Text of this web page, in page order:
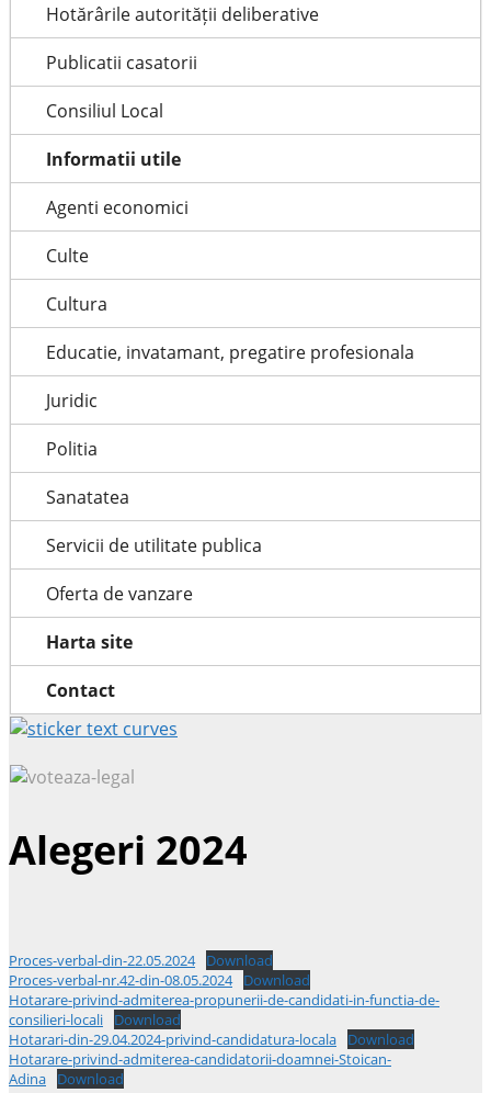
Hotărârile autorității deliberative
Publicatii casatorii
Consiliul Local
Informatii utile
Agenti economici
Culte
Cultura
Educatie, invatamant, pregatire profesionala
Juridic
Politia
Sanatatea
Servicii de utilitate publica
Oferta de vanzare
Harta site
Contact
Alegeri 2024
Proces-verbal-din-22.05.2024
Download
Proces-verbal-nr.42-din-08.05.2024
Download
Hotarare-privind-admiterea-propunerii-de-candidati-in-functia-de-
consilieri-locali
Download
Hotarari-din-29.04.2024-privind-candidatura-locala
Download
Hotarare-privind-admiterea-candidatorii-doamnei-Stoican-
Adina
Download